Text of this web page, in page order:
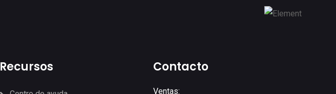
Recursos Contacto
Ventas: